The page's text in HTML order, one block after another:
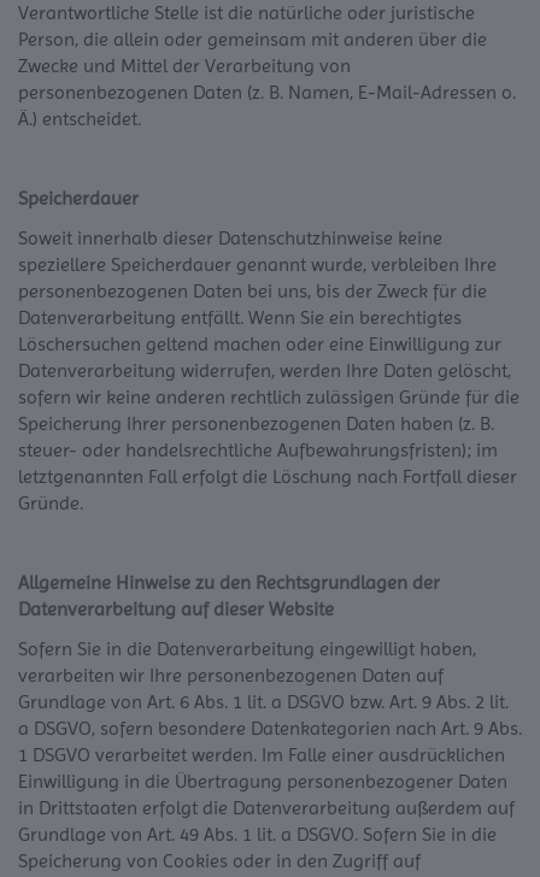
Verantwortliche Stelle ist die natürliche oder juristische
Person, die allein oder gemeinsam mit anderen über die
Zwecke und Mittel der Verarbeitung von
personenbezogenen Daten (z. B. Namen, E-Mail-Adressen o.
Ä.) entscheidet.
Speicherdauer
Soweit innerhalb dieser Datenschutzhinweise keine
speziellere Speicherdauer genannt wurde, verbleiben Ihre
personenbezogenen Daten bei uns, bis der Zweck für die
Datenverarbeitung entfällt. Wenn Sie ein berechtigtes
Löschersuchen geltend machen oder eine Einwilligung zur
Datenverarbeitung widerrufen, werden Ihre Daten gelöscht,
sofern wir keine anderen rechtlich zulässigen Gründe für die
Speicherung Ihrer personenbezogenen Daten haben (z. B.
steuer- oder handelsrechtliche Aufbewahrungsfristen); im
letztgenannten Fall erfolgt die Löschung nach Fortfall dieser
Gründe.
Allgemeine Hinweise zu den Rechtsgrundlagen der
Datenverarbeitung auf dieser Website
Sofern Sie in die Datenverarbeitung eingewilligt haben,
verarbeiten wir Ihre personenbezogenen Daten auf
Grundlage von Art. 6 Abs. 1 lit. a DSGVO bzw. Art. 9 Abs. 2 lit.
a DSGVO, sofern besondere Datenkategorien nach Art. 9 Abs.
1 DSGVO verarbeitet werden. Im Falle einer ausdrücklichen
Einwilligung in die Übertragung personenbezogener Daten
in Drittstaaten erfolgt die Datenverarbeitung außerdem auf
Grundlage von Art. 49 Abs. 1 lit. a DSGVO. Sofern Sie in die
Speicherung von Cookies oder in den Zugriff auf